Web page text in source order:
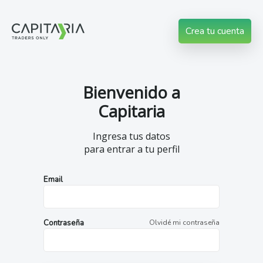
Crea tu cuenta
Bienvenido a
Capitaria
Ingresa tus datos
para entrar a tu perfil
Email
Contraseña Olvidé mi contraseña